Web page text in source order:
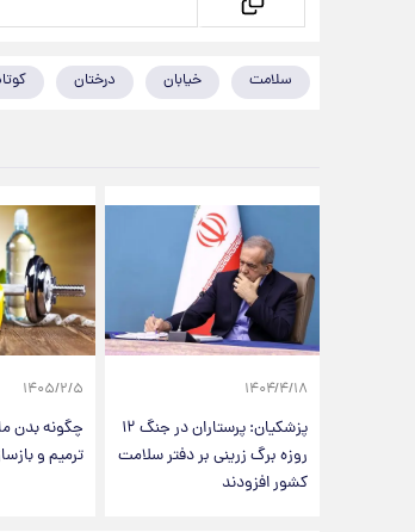
سلامت خیابان درختان
۱۴۰۴/۴/۱۸
پزشکیان: پرستاران در جنگ ۱۲
روزه برگ زرینی بر دفتر سلامت
کشور افزودند
۱۴۰۵/۲/۵
چگونه بدن
ترمیم و